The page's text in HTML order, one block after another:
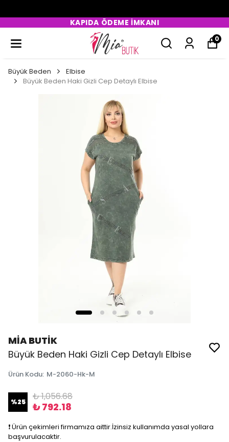
KAPIDA ÖDEME İMKANI
0
Büyük Beden
Elbise
Büyük Beden Haki Gizli Cep Detaylı Elbise
MİA BUTİK
Büyük Beden Haki Gizli Cep Detaylı Elbise
Ürün Kodu: M-2060-Hk-M
%25 ₺ 1,056.68
₺ 792.18
❗️ Ürün çekimleri firmamıza aittir.İzinsiz kullanımda yasal yollara
başvurulacaktir.